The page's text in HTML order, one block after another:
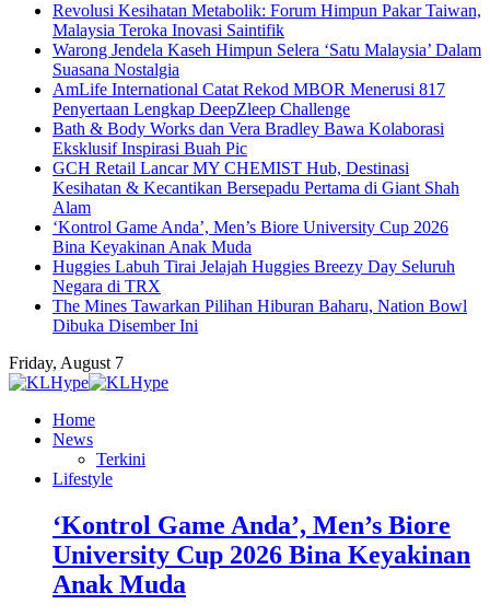
Revolusi Kesihatan Metabolik: Forum Himpun Pakar Taiwan,
Malaysia Teroka Inovasi Saintifik
Warong Jendela Kaseh Himpun Selera ‘Satu Malaysia’ Dalam
Suasana Nostalgia
AmLife International Catat Rekod MBOR Menerusi 817
Penyertaan Lengkap DeepZleep Challenge
Bath & Body Works dan Vera Bradley Bawa Kolaborasi
Eksklusif Inspirasi Buah Pic
GCH Retail Lancar MY CHEMIST Hub, Destinasi
Kesihatan & Kecantikan Bersepadu Pertama di Giant Shah
Alam
‘Kontrol Game Anda’, Men’s Biore University Cup 2026
Bina Keyakinan Anak Muda
Huggies Labuh Tirai Jelajah Huggies Breezy Day Seluruh
Negara di TRX
The Mines Tawarkan Pilihan Hiburan Baharu, Nation Bowl
Dibuka Disember Ini
Friday, August 7
Home
News
Terkini
Lifestyle
‘Kontrol Game Anda’, Men’s Biore
University Cup 2026 Bina Keyakinan
Anak Muda